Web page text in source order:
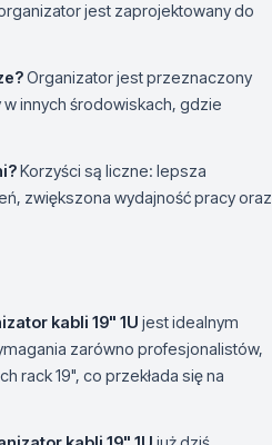
jest zaprojektowany do
Organizator jest przeznaczony
innych środowiskach, gdzie
Korzyści są liczne: lepsza
zwiększona wydajność pracy oraz
kabli 19" 1U jest idealnym
zarówno profesjonalistów,
rack 19", co przekłada się na